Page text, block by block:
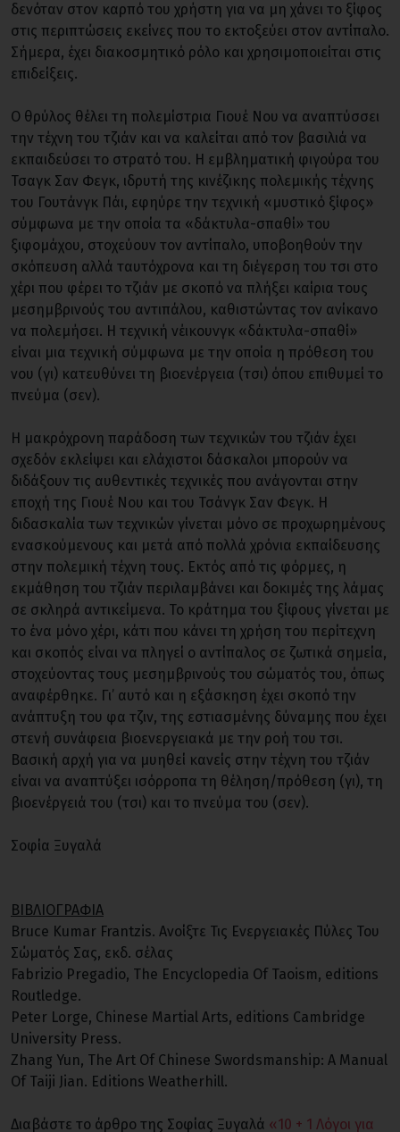
δενόταν στον καρπό του χρήστη για να μη χάνει το ξίφος
στις περιπτώσεις εκείνες που το εκτοξεύει στον αντίπαλο.
Σήμερα, έχει διακοσμητικό ρόλο και χρησιμοποιείται στις
επιδείξεις.
Ο θρύλος θέλει τη πολεμίστρια Γιουέ Νου να αναπτύσσει
την τέχνη του τζιάν και να καλείται από τον βασιλιά να
εκπαιδεύσει το στρατό του. Η εμβληματική φιγούρα του
Τσαγκ Σαν Φεγκ, ιδρυτή της κινέζικης πολεμικής τέχνης
του Γουτάνγκ Πάι, εφηύρε την τεχνική «μυστικό ξίφος»
σύμφωνα με την οποία τα «δάκτυλα-σπαθί» του
ξιφομάχου, στοχεύουν τον αντίπαλο, υποβοηθούν την
σκόπευση αλλά ταυτόχρονα και τη διέγερση του τσι στο
χέρι που φέρει το τζιάν με σκοπό να πλήξει καίρια τους
μεσημβρινούς του αντιπάλου, καθιστώντας τον ανίκανο
να πολεμήσει. Η τεχνική νέικουνγκ «δάκτυλα-σπαθί»
είναι μια τεχνική σύμφωνα με την οποία η πρόθεση του
νου (γι) κατευθύνει τη βιοενέργεια (τσι) όπου επιθυμεί το
πνεύμα (σεν).
Η μακρόχρονη παράδοση των τεχνικών του τζιάν έχει
σχεδόν εκλείψει και ελάχιστοι δάσκαλοι μπορούν να
διδάξουν τις αυθεντικές τεχνικές που ανάγονται στην
εποχή της Γιουέ Νου και του Τσάνγκ Σαν Φεγκ. Η
διδασκαλία των τεχνικών γίνεται μόνο σε προχωρημένους
ενασκούμενους και μετά από πολλά χρόνια εκπαίδευσης
στην πολεμική τέχνη τους. Εκτός από τις φόρμες, η
εκμάθηση του τζιάν περιλαμβάνει και δοκιμές της λάμας
σε σκληρά αντικείμενα. Το κράτημα του ξίφους γίνεται με
το ένα μόνο χέρι, κάτι που κάνει τη χρήση του περίτεχνη
και σκοπός είναι να πληγεί ο αντίπαλος σε ζωτικά σημεία,
στοχεύοντας τους μεσημβρινούς του σώματός του, όπως
αναφέρθηκε. Γι’ αυτό και η εξάσκηση έχει σκοπό την
ανάπτυξη του φα τζιν, της εστιασμένης δύναμης που έχει
στενή συνάφεια βιοενεργειακά με την ροή του τσι.
Βασική αρχή για να μυηθεί κανείς στην τέχνη του τζιάν
είναι να αναπτύξει ισόρροπα τη θέληση/πρόθεση (γι), τη
βιοενέργειά του (τσι) και το πνεύμα του (σεν).
Σοφία Ξυγαλά
ΒΙΒΛΙΟΓΡΑΦΙΑ
Bruce Kumar Frantzis. Ανοίξτε Τις Ενεργειακές Πύλες Του
Σώματός Σας, εκδ. σέλας
Fabrizio Pregadio, The Encyclopedia Of Taoism, editions
Routledge.
Peter Lorge, Chinese Martial Arts, editions Cambridge
University Press.
Zhang Yun, The Art Of Chinese Swordsmanship: A Manual
Of Taiji Jian. Editions Weatherhill.
Διαβάστε το άρθρο της Σοφίας Ξυγαλά «10 + 1 Λόγοι για